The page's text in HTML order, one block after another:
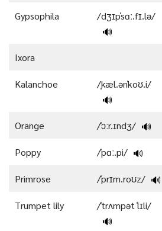
Gypsophila
/dʒɪpˈsɑː.fɪ.lə/
🔊
Ixora
Kalanchoe
/ˌkæl.ənˈkoʊ.i/
🔊
Orange /ˈɔːr.ɪndʒ/ 🔊
Poppy /ˈpɑː.pi/ 🔊
Primrose /ˈprɪm.roʊz/ 🔊
Trumpet lily
/ˈtrʌmpət ˈlɪli/
🔊